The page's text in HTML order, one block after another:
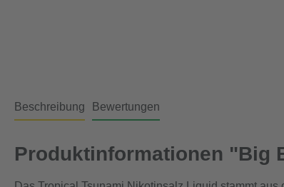
Beschreibung Bewertungen
Produktinformationen "Big